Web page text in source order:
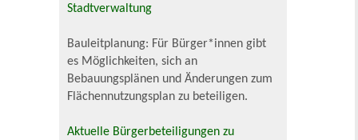
Stadtverwaltung
Bauleitplanung: Für Bürger*innen gibt
es Möglichkeiten, sich an
Bebauungsplänen und Änderungen zum
Flächennutzungsplan zu beteiligen.
Aktuelle Bürgerbeteiligungen zu